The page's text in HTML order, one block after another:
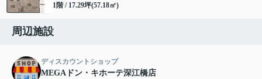
1階 / 17.29坪(57.18㎡)
周辺施設
ディスカウントショップ
MEGAドン・キホーテ深江橋店